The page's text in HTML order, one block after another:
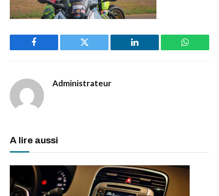
Facebook Twitter LinkedIn
Administrateur
A lire aussi